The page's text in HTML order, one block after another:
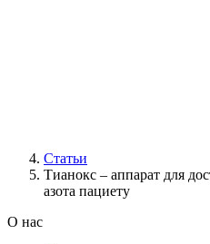
Статьи
Тианокс – аппарат для
азота пациету
О нас